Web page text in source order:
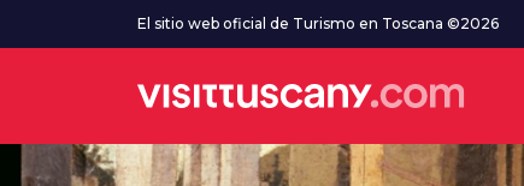
Ve al contenido principalEl sitio web oficial de Turismo en Toscana ©2026